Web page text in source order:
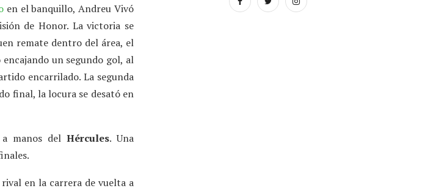
en el banquillo, Andreu Vivó
de Honor. La victoria se
remate dentro del área, el
un segundo gol, al
encarrilado. La segunda
final, la locura se desató en
a manos del Hércules. Una
en la carrera de vuelta a